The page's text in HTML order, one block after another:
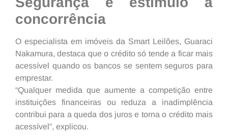
concorrência
O especialista em imóveis da Smart Leilões, Guaraci
Nakamura, destaca que o crédito só tende a ficar mais
acessível quando os bancos se sentem seguros para
emprestar.
“Qualquer medida que aumente a competição entre
instituições financeiras ou reduza a inadimplência
contribui para a queda dos juros e torna o crédito mais
acessível”, explicou.